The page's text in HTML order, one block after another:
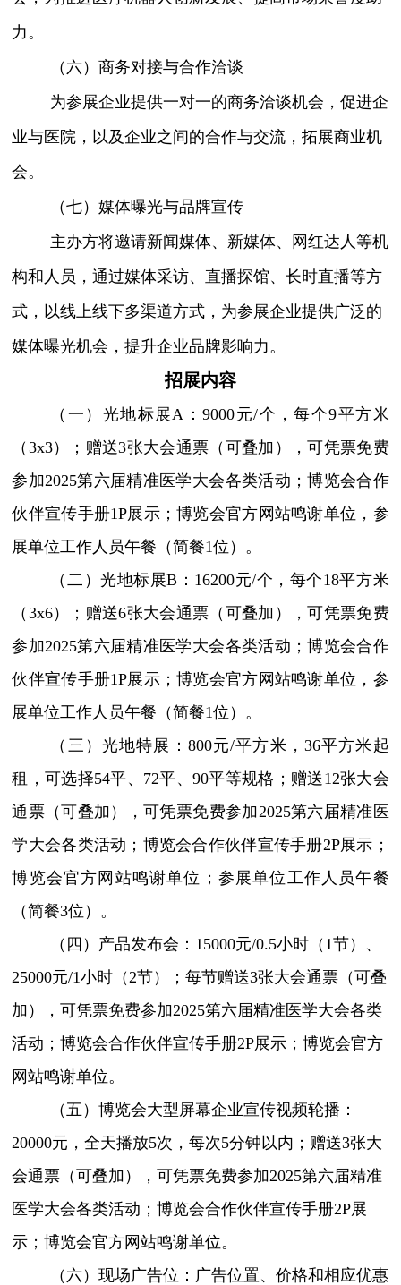
力。
（六）商务对接与合作洽谈
为参展企业提供一对一的商务洽谈机会，促进企
业与医院，以及企业之间的合作与交流，拓展商业机
会。
（七）媒体曝光与品牌宣传
主办方将邀请新闻媒体、新媒体、网红达人等机
构和人员，通过媒体采访、直播探馆、长时直播等方
式，以线上线下多渠道方式，为参展企业提供广泛的
媒体曝光机会，提升企业品牌影响力。
招展内容
（一）光地标展A：9000元/个，每个9平方米
（3x3）；赠送3张大会通票（可叠加），可凭票免费
参加2025第六届精准医学大会各类活动；博览会合作
伙伴宣传手册1P展示；博览会官方网站鸣谢单位，参
展单位工作人员午餐（简餐1位）。
（二）光地标展B：16200元/个，每个18平方米
（3x6）；赠送6张大会通票（可叠加），可凭票免费
参加2025第六届精准医学大会各类活动；博览会合作
伙伴宣传手册1P展示；博览会官方网站鸣谢单位，参
展单位工作人员午餐（简餐1位）。
（三）光地特展：800元/平方米，36平方米起
租，可选择54平、72平、90平等规格；赠送12张大会
通票（可叠加），可凭票免费参加2025第六届精准医
学大会各类活动；博览会合作伙伴宣传手册2P展示；
博览会官方网站鸣谢单位；参展单位工作人员午餐
（简餐3位）。
（四）产品发布会：15000元/0.5小时（1节）、
25000元/1小时（2节）；每节赠送3张大会通票（可叠
加），可凭票免费参加2025第六届精准医学大会各类
活动；博览会合作伙伴宣传手册2P展示；博览会官方
网站鸣谢单位。
（五）博览会大型屏幕企业宣传视频轮播：
20000元，全天播放5次，每次5分钟以内；赠送3张大
会通票（可叠加），可凭票免费参加2025第六届精准
医学大会各类活动；博览会合作伙伴宣传手册2P展
示；博览会官方网站鸣谢单位。
（六）现场广告位：广告位置、价格和相应优惠